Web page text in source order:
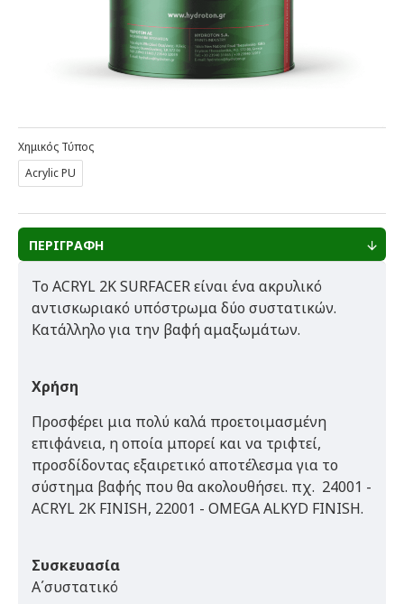
Χημικός Τύπος
Acrylic PU
ΠΕΡΙΓΡΑΦΗ
Το ACRYL 2K SURFACER είναι ένα ακρυλικό
αντισκωριακό υπόστρωμα δύο συστατικών.
Κατάλληλο για την βαφή αμαξωμάτων.
Χρήση
Προσφέρει μια πολύ καλά προετοιμασμένη
επιφάνεια, η οποία μπορεί και να τριφτεί,
προσδίδοντας εξαιρετικό αποτέλεσμα για το
σύστημα βαφής που θα ακολουθήσει. πχ. 24001 -
ACRYL 2K FINISH, 22001 - OMEGA ALKYD FINISH.
Συσκευασία
Α΄συστατικό